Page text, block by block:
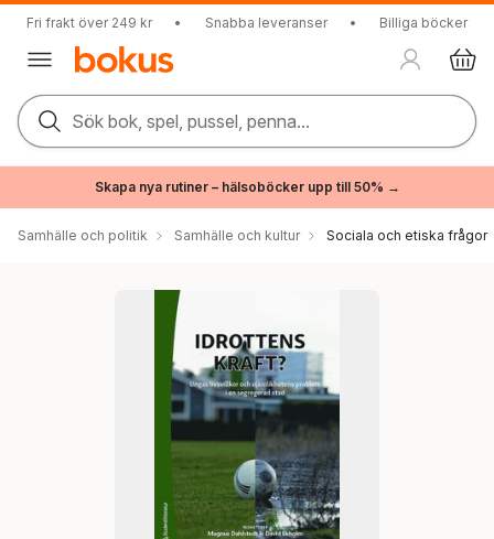
Fri frakt över 249 kr • Snabba leveranser • Billiga böcker
Sök bok, spel, pussel, penna...
Skapa nya rutiner – hälsoböcker upp till 50% →
Samhälle och politik Samhälle och kultur Sociala och etiska frågor